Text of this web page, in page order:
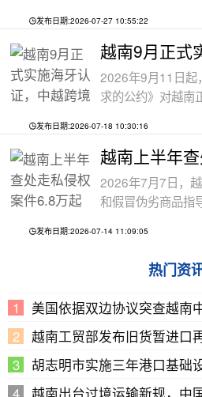
发布日期:2026-07-27 10:55:22
2026年9月11日起
求的公约》对越南
发布日期:2026-07-18 10:30:16
2026年7月7日，
和假冒伪劣商品指
发布日期:2026-07-14 11:09:05
热门资
美国依据双边协议突查越南
越南工贸部发布旧货暂进口
胡志明市实施三年港口基础